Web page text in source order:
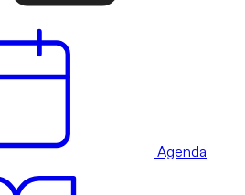
Agenda